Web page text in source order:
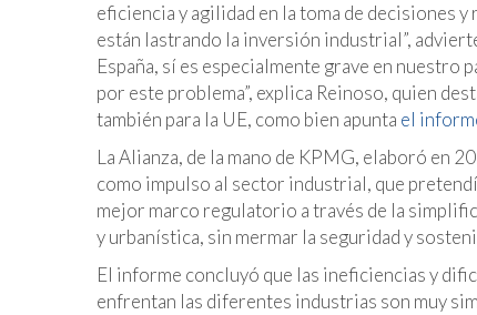
eficiencia y agilidad en la toma de decisiones
están lastrando la inversión industrial”,
España, sí es especialmente grave en nuestro
por este problema”, explica Reinoso, quien
también para la UE, como bien apunta el
La Alianza, de la mano de KPMG, elaboró en
como impulso al sector industrial, que
mejor marco regulatorio a través de la
y urbanística, sin mermar la seguridad y
El informe concluyó que las ineficiencias y
enfrentan las diferentes industrias son muy